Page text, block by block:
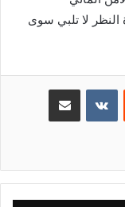
لا تلبي سوى
مشاركة عبر البريد